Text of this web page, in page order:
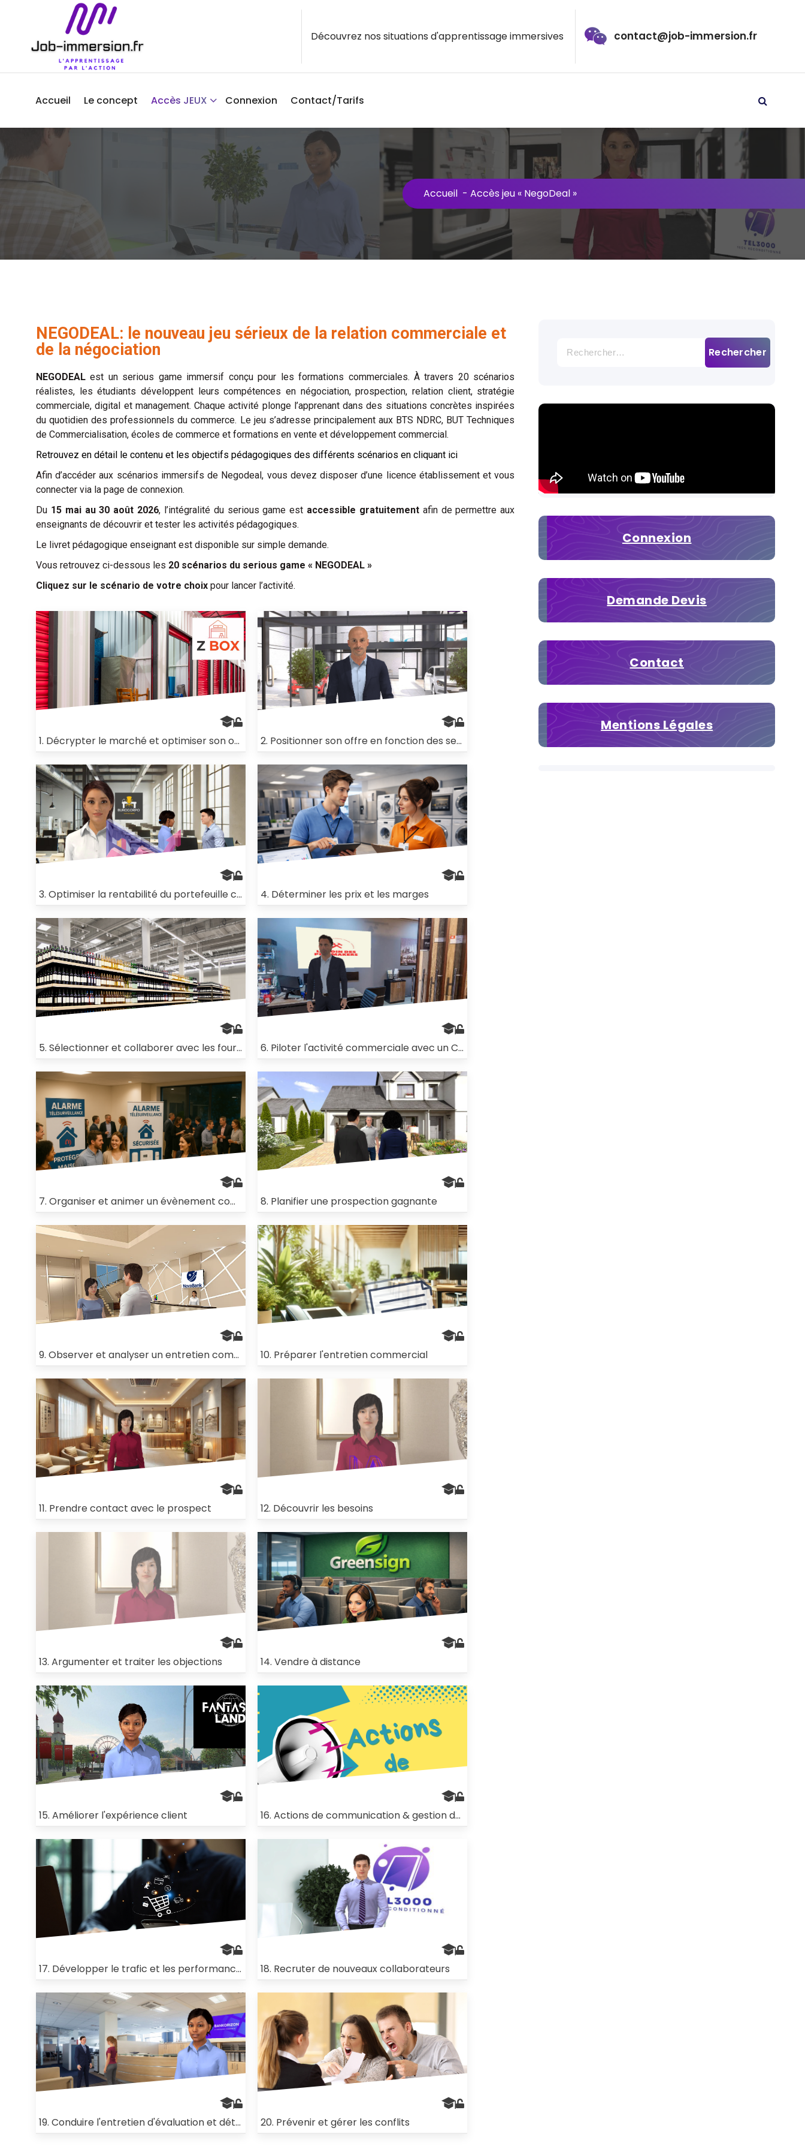
Découvrez nos situations d'apprentissage immersives contact@job-immersion.fr
Accueil Le concept Accès JEUX Connexion Contact/Tarifs
Accueil - Accès jeu « NegoDeal »
NEGODEAL: le nouveau jeu sérieux de la relation commerciale et
de la négociation
NEGODEAL est un serious game immersif conçu pour les formations commerciales. À travers 20 scénarios
réalistes, les étudiants développent leurs compétences en négociation, prospection, relation client, stratégie
commerciale, digital et management. Chaque activité plonge l’apprenant dans des situations concrètes inspirées
du quotidien des professionnels du commerce. Le jeu s’adresse principalement aux BTS NDRC, BUT Techniques
de Commercialisation, écoles de commerce et formations en vente et développement commercial.
Retrouvez en détail le contenu et les objectifs pédagogiques des différents scénarios en cliquant ici
Afin d’accéder aux scénarios immersifs de Negodeal, vous devez disposer d’une licence établissement et vous
connecter via la page de connexion.
Du 15 mai au 30 août 2026, l’intégralité du serious game est accessible gratuitementafin de permettre aux
enseignants de découvrir et tester les activités pédagogiques.
Le livret pédagogique enseignant est disponible sur simple demande.
Vous retrouvez ci-dessous les 20 scénarios du serious game « NEGODEAL »
Cliquez sur le scénario de votre choix pour lancer l’activité.
1. Décrypter le marché et optimiser son offre 2. Positionner son offre en fonction des segments ciblés
3. Optimiser la rentabilité du portefeuille clients 4. Déterminer les prix et les marges
5. Sélectionner et collaborer avec les fournisseurs 6. Piloter l'activité commerciale avec un CRM & des KPI
7. Organiser et animer un évènement commercial 8. Planifier une prospection gagnante
9. Observer et analyser un entretien commercial 10. Préparer l'entretien commercial
11. Prendre contact avec le prospect 12. Découvrir les besoins
13. Argumenter et traiter les objections 14. Vendre à distance
15. Améliorer l'expérience client 16. Actions de communication & gestion de l'e-réputation
17. Développer le trafic et les performances d'un site marchand 18. Recruter de nouveaux collaborateurs
19. Conduire l'entretien d'évaluation et détection des besoins en formation 20. Prévenir et gérer les conflits
Connexion
Demande Devis
Contact
Mentions Légales